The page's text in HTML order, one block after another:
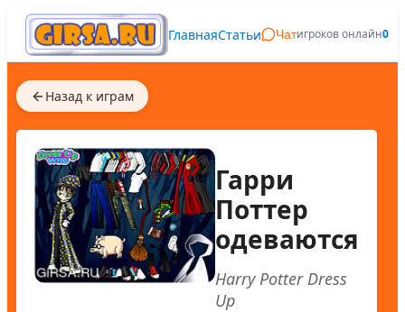
ГлавнаяСтатьи Чатигроков онлайн0
Назад к играм
Гарри
Поттер
одеваются
Harry Potter Dress
Up